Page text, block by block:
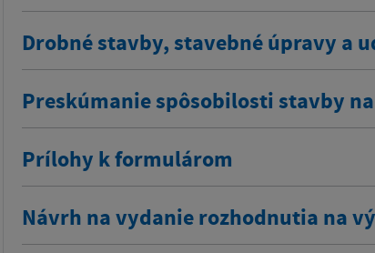
Drobné stavby, stavebné úpravy a
Preskúmanie spôsobilosti stavby
Prílohy k formulárom
Návrh na vydanie rozhodnutia na